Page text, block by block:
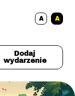
A A
Dodaj
wydarzenie